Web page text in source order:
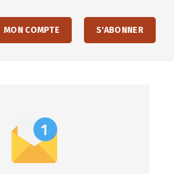
MON COMPTE S'ABONNER